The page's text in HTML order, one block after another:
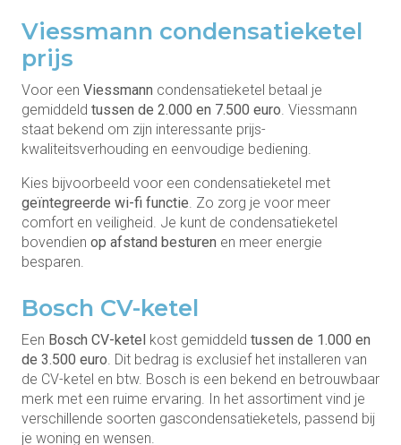
Viessmann condensatieketel
prijs
Voor een Viessmann condensatieketel betaal je
gemiddeld tussen de 2.000 en 7.500 euro. Viessmann
staat bekend om zijn interessante prijs-
kwaliteitsverhouding en eenvoudige bediening.
Kies bijvoorbeeld voor een condensatieketel met
geïntegreerde wi-fi functie. Zo zorg je voor meer
comfort en veiligheid. Je kunt de condensatieketel
bovendien op afstand besturen en meer energie
besparen.
Bosch CV-ketel
Een Bosch CV-ketel kost gemiddeld tussen de 1.000 en
de 3.500 euro. Dit bedrag is exclusief het installeren van
de CV-ketel en btw. Bosch is een bekend en betrouwbaar
merk met een ruime ervaring. In het assortiment vind je
verschillende soorten gascondensatieketels, passend bij
je woning en wensen.